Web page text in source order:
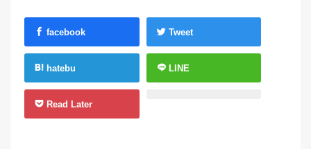
facebook Tweet
hatebu LINE
Read Later